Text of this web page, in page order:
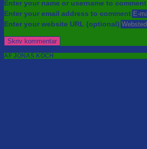
Enter your name or username to comment
Enter your email address to comment
Enter your website URL (optional)
AF JONAS KOCH